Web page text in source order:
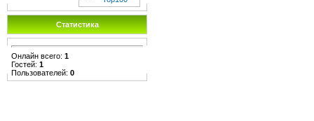
Статистика
Онлайн всего: 1
Гостей: 1
Пользователей: 0